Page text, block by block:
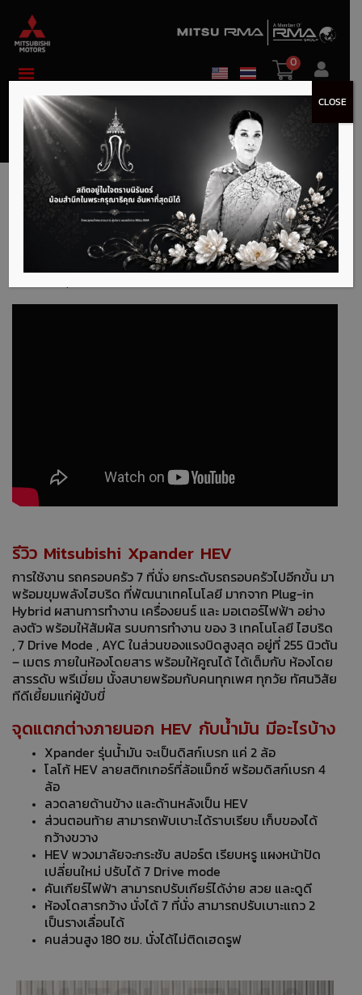
0
รีวิว Mitsubishi Xpander
รีวิว Mitsubishi Xpander HEV
การใช้งาน รถครอบครัว 7 ที่นั่ง ยกระดับรถรอบครัวไปอีกขั้น มา
พร้อมขุมพลังไฮบริด ที่พัฒนาเทคโนโลยี มากจาก Plug-in
Hybrid ผสานการทํางาน เครื่องยนร์ และ มอเตอร์ไฟฟ้า อย่าง
ลงตัว พร้อมให้สัมผัส รบบการทํางาน ของ 3 เทคโนโลยี ไฮบริด
, 7 Drive Mode , AYC ในส่วนของแรงบิดสูงสุด อยู่ที่ 255 นิวตัน
– เมตร ภายในห้องโดยสาร พร้อมให้คูณได้ ได้เต็มกับ ห้องโดย
สารรดับ พรีเมี่ยม นั้งสบายพร้อมกับคนทุกเพศ ทุกวัย ทัศนวิสัย
ทีดีเยี้ยมแก่ผู้ขับขี่
จุดแตกต่างภายนอก HEV กับน้ำมัน มีอะไรบ้าง
Xpander รุ่นน้ำมัน จะเป็นดิสก์เบรก แค่ 2 ล้อ
โลโก้ HEV ลายสติกเกอร์ที่ล้อแม็กซ์ พร้อมดิสก์เบรก 4
ล้อ
ลวดลายด้านข้าง และด้านหลังเป็น HEV
ส่วนตอนท้าย สามารถพับเบาะได้ราบเรียบ เก็บของได้
กว้างขวาง
HEV พวงมาลัยจะกระชับ สปอร์ต เรียบหรู แผงหน้าปัด
เปลี่ยนใหม่ ปรับได้ 7 Drive mode
คันเกียร์ไฟฟ้า สามารถปรับเกียร์ได้ง่าย สวย และดูดี
ห้องโดสารกว้าง นั่งได้ 7 ที่นั่ง สามารถปรับเบาะแถว 2
เป็นรางเลื่อนได้
คนส่วนสูง 180 ซม. นั่งได้ไม่ติดเฮดรูฟ
CLOSE